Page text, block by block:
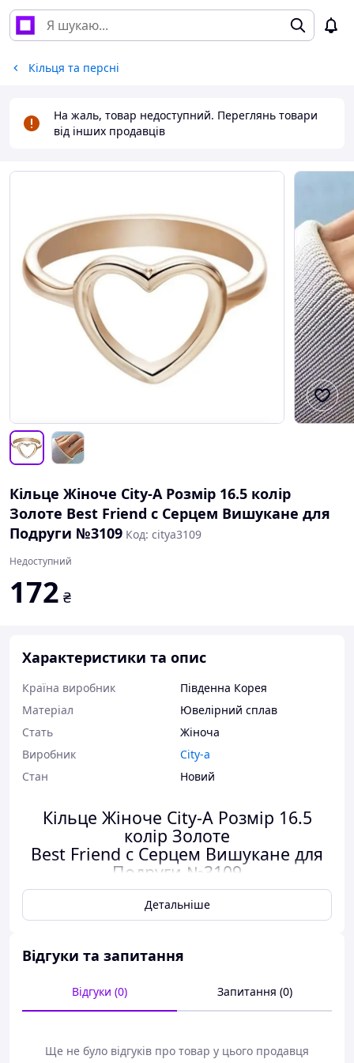
Кільця та ​​персні
На жаль, товар недоступний. Переглянь товари
від інших продавців
Кільце Жіноче City-A Розмір 16.5 колір
Золоте Best Friend c Серцем Вишукане для
Подруги №3109 Код: citya3109
Недоступний
172 ₴
Характеристики та опис
Країна виробник
Південна Корея
Матеріал
Ювелірний сплав
Стать
Жіноча
Виробник
City-a
Стан
Новий
Кільце Жіноче City-A Розмір 16.5
колір Золоте
Best Friend c Серцем Вишукане для
Подруги №3109
Колір:
Матеріал:Ювелірний Сплав
Детальніше
Відгуки та запитання
Відгуки (0) Запитання (0)
Ще не було відгуків про товар у цього продавця